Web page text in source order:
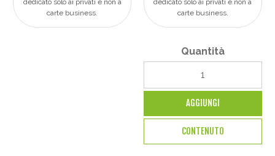
dedicato solo ai privati e non a
carte business.
dedicato solo ai privati e non a
carte business.
Quantità
AGGIUNGI
CONTENUTO